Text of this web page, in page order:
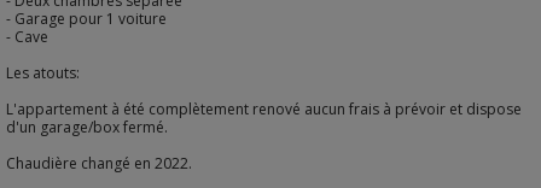
- Garage pour 1 voiture
- Cave
Les atouts:
L'appartement à été complètement renové aucun frais à prévoir et dispose
d'un garage/box fermé.
Chaudière changé en 2022.